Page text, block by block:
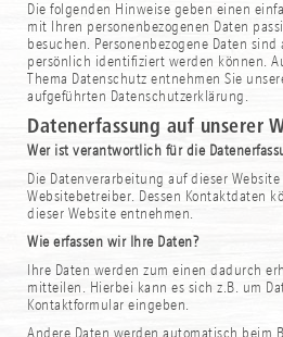
Die folgenden Hinweise geben einen
mit Ihren personenbezogenen Daten
besuchen. Personenbezogene Daten
persönlich identifiziert werden können.
Thema Datenschutz entnehmen Sie
aufgeführten Datenschutzerklärung.
Datenerfassung auf unserer
Wer ist verantwortlich für die
Die Datenverarbeitung auf dieser
Websitebetreiber. Dessen Kontaktdaten
dieser Website entnehmen.
Wie erfassen wir Ihre Daten?
Ihre Daten werden zum einen dadurch
mitteilen. Hierbei kann es sich z.B. um
Kontaktformular eingeben.
Andere Daten werden automatisch beim